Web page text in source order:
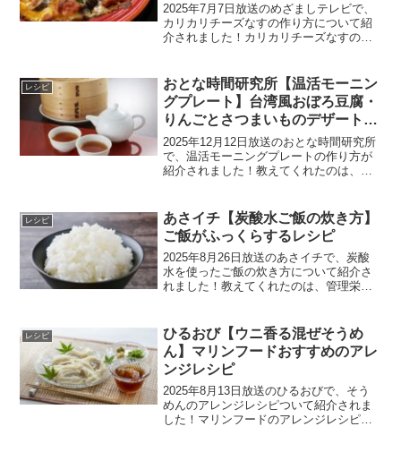
2025年7月7日放送のめざましテレビで、
カリカリチーズなすの作り方について紹
介されました！カリカリチーズなすのレ
ル：大さじ1こしょう：少々パセリ：適量
カリカリチー...
レシピ
おとな時間研究所【温活モーニン
グプレート】台湾風おぼろ豆腐・
りんごとさつまいものデザート・
酒かす紅茶などせいろで作るレシ
ピ
2025年12月12日放送のおとな時間研究所
で、温活モーニングプレートの作り方が
紹介されました！教えてくれたのは、国
せいろで蒸すメニューを５つ作ります。
台湾風おぼろ豆腐...
レシピ
あさイチ【炭酸水ご飯の炊き方】
ご飯がふっくらするレシピ
2025年8月26日放送のあさイチで、炭酸
水を使ったご飯の炊き方について紹介さ
れました！教えてくれたのは、管理栄養
米炭酸水炭酸水を使ったご飯の炊き方1)
米に炭酸水を入れ...
レシピ
ひるおび【ウニ香る混ぜそうめ
ん】マリンフードおすすめのアレ
ンジレシピ
2025年8月13日放送のひるおびで、そう
めんのアレンジレシピついて紹介されま
した！マリンフードのアレンジレシピで